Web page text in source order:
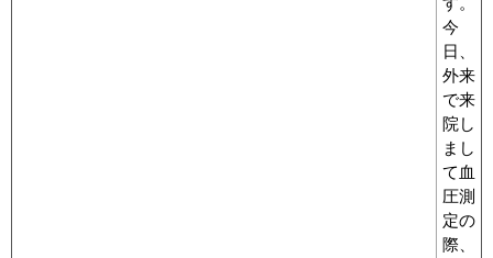
今
日、
外来
で来
院し
まし
て血
圧測
定の
際、